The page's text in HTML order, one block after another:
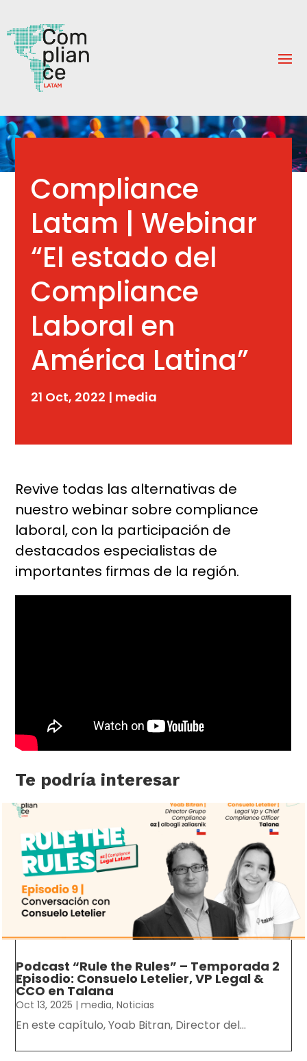
Compliance
Latam | Webinar
“El estado del
Compliance
Laboral en
América Latina”
21 Oct, 2022 | media
Revive todas las alternativas de
nuestro webinar sobre compliance
laboral, con la participación de
destacados especialistas de
importantes firmas de la región.
Te podría interesar
Podcast “Rule the Rules” – Temporada 2
Episodio: Consuelo Letelier, VP Legal &
CCO en Talana
Oct 13, 2025 |media,Noticias
En este capítulo, Yoab Bitran, Director del...